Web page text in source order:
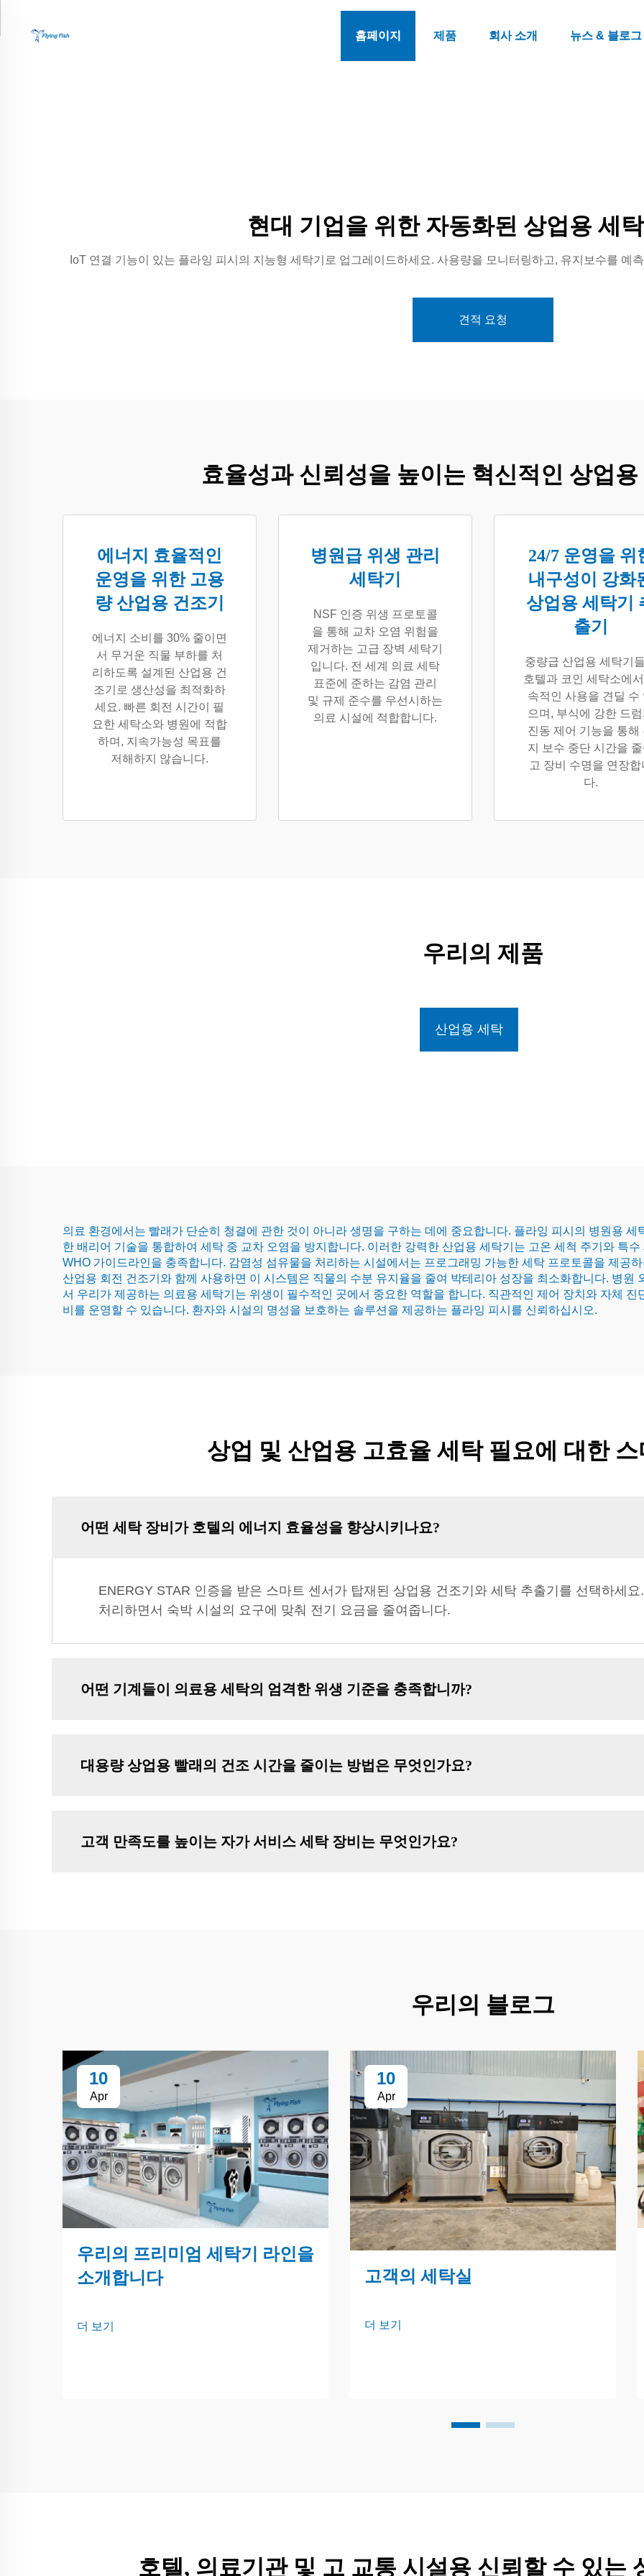
홈페이지 제품 회사 소개 뉴스 & 블로그
현대 기업을 위한 자동화된 상업용 세
IoT 연결 기능이 있는 플라잉 피시의 지능형 세탁기로 업그레이드하세요. 사용량을 모니터링하고, 유지보수를 예
견적 요청
효율성과 신뢰성을 높이는 혁신적인 상업
에너지 효율적인
운영을 위한 고용
량 산업용 건조기
에너지 소비를 30% 줄이면
서 무거운 직물 부하를 처
리하도록 설계된 산업용 건
조기로 생산성을 최적화하
세요. 빠른 회전 시간이 필
요한 세탁소와 병원에 적합
하며, 지속가능성 목표를
저해하지 않습니다.
병원급 위생 관리
세탁기
NSF 인증 위생 프로토콜
을 통해 교차 오염 위험을
제거하는 고급 장벽 세탁기
입니다. 전 세계 의료 세탁
표준에 준하는 감염 관리
및 규제 준수를 우선시하는
의료 시설에 적합합니다.
24/7 운영을 위
내구성이 강화
상업용 세탁기
출기
중량급 산업용 세탁기
호텔과 코인 세탁소에
속적인 사용을 견딜 수
으며, 부식에 강한 드
진동 제어 기능을 통해
지 보수 중단 시간을
고 장비 수명을 연장합
다.
우리의 제품
산업용 세탁
의료 환경에서는 빨래가 단순히 청결에 관한 것이 아니라 생명을 구하는 데에 중요합니다. 플라잉 피시의 병원용
한 배리어 기술을 통합하여 세탁 중 교차 오염을 방지합니다. 이러한 강력한 산업용 세탁기는 고온 세척 주기와 특
WHO 가이드라인을 충족합니다. 감염성 섬유물을 처리하는 시설에서는 프로그래밍 가능한 세탁 프로토콜을 제공
산업용 회전 건조기와 함께 사용하면 이 시스템은 직물의 수분 유지율을 줄여 박테리아 성장을 최소화합니다. 병원
서 우리가 제공하는 의료용 세탁기는 위생이 필수적인 곳에서 중요한 역할을 합니다. 직관적인 제어 장치와 자체
비를 운영할 수 있습니다. 환자와 시설의 명성을 보호하는 솔루션을 제공하는 플라잉 피시를 신뢰하십시오.
상업 및 산업용 고효율 세탁 필요에 대한
어떤 세탁 장비가 호텔의 에너지 효율성을 향상시키나요?
ENERGY STAR 인증을 받은 스마트 센서가 탑재된 상업용 건조기와 세탁 추출기를 선택하세
처리하면서 숙박 시설의 요구에 맞춰 전기 요금을 줄여줍니다.
어떤 기계들이 의료용 세탁의 엄격한 위생 기준을 충족합니까?
대용량 상업용 빨래의 건조 시간을 줄이는 방법은 무엇인가요?
고객 만족도를 높이는 자가 서비스 세탁 장비는 무엇인가요?
우리의 블로그
10
Apr
우리의 프리미엄 세탁기 라인을
소개합니다
더 보기
10
Apr
고객의 세탁실
더 보기
호텔, 의료기관 및 고 교통 시설용 신뢰할 수 있는